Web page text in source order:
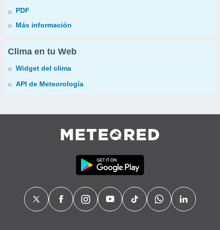
PDF
Más información
Clima en tu Web
Widget del clima
API de Meteorología